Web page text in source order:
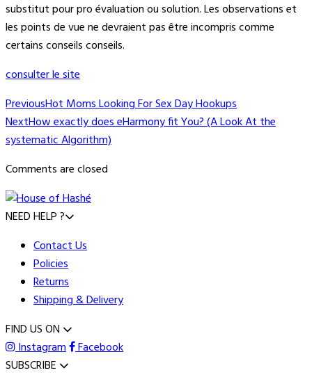
substitut pour pro évaluation ou solution. Les observations et
les points de vue ne devraient pas être incompris comme
certains conseils conseils.
consulter le site
PreviousHot Moms Looking For Sex Day Hookups
NextHow exactly does eHarmony fit You? (A Look At the
systematic Algorithm)
Comments are closed
NEED HELP ?
Contact Us
Policies
Returns
Shipping & Delivery
FIND US ON
Instagram Facebook
SUBSCRIBE